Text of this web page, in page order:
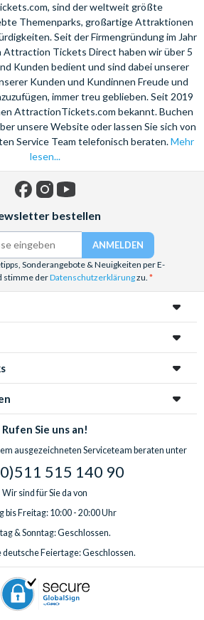
sind der weltweit größte
Themenparks, großartige Attraktionen
Seit der Firmengründung im Jahr
Attraction Tickets Direct haben wir über 5
Kunden bedient und sind dabei unserer
Kunden und Kundinnen Freude und
immer treu geblieben. Seit 2019
AttractionTickets.com bekannt. Buchen
unsere Website oder lassen Sie sich von
Service Team telefonisch beraten.Mehr
lesen...
bestellen
Sonderangebote & Neuigkeiten per E-
stimme derDatenschutzerklärungzu.
Rufen Sie uns an!
ausgezeichneten Serviceteam beraten unter
515 140 90
Wir sind für Sie da von
bis Freitag: 10:00 - 20:00 Uhr
& Sonntag: Geschlossen.
Feiertage: Geschlossen.